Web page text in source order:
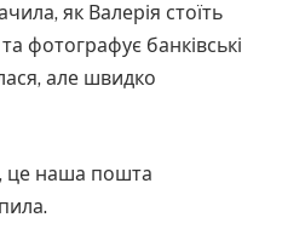
як Валерія стоїть
фотографує банківські
але швидко
це наша пошта